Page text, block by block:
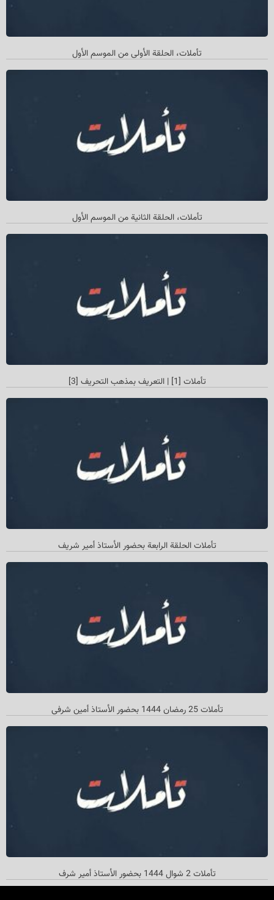
تأملات، الحلقة الأولی من الموسم الأول
تأملات، الحلقة الثانیة من الموسم الأول
تأملات [1] | التعريف بمذهب التحريف [3]
تأملات الحلقة الرابعة بحضور الأستاذ أمیر شريف
تأملات 25 رمضان 1444 بحضور الأستاذ أمین شرفي
تأملات 2 شوال 1444 بحضور الأستاذ أمیر شرف